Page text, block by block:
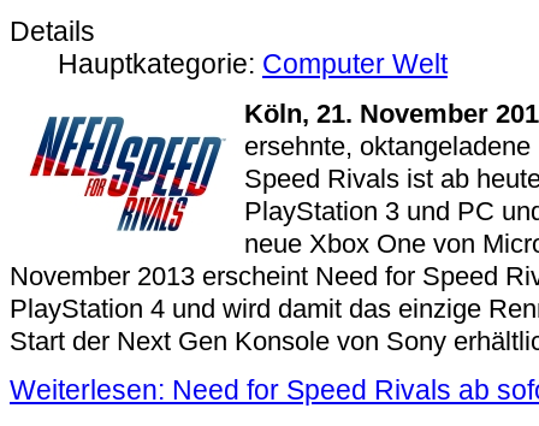
Details
Hauptkategorie: Computer Welt
Köln, 21. November
ersehnte,
Speed Rivals ist ab
PlayStation 3 und PC
neue Xbox One von
November 2013 erscheint Need for Speed
PlayStation 4 und wird damit das einzige
Start der Next Gen Konsole von Sony
Weiterlesen: Need for Speed Rivals ab